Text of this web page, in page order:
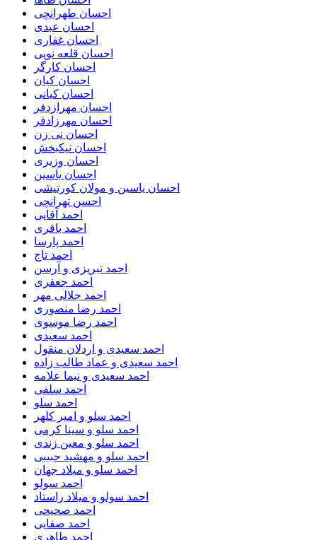
احسان طهرانچی
احسان عبدی
احسان غفاری
احسان قلعه نویی
احسان کارگر
احسان کیان
احسان کیانی
احسان مهرازدفر
احسان مهرزادفر
احسان نی زن
احسان نیکبخش
احسان وزیری
احسان یاسین
احسان یاسین و مولان کورتیشی
احسن تهرانچی
احمد آقایی
احمد باقری
احمد پارسا
احمد تاج
احمد تبریزی و آرسن
احمد جعفری
احمد جلالی مهر
احمد رضا منصوری
احمد رضا موسوی
احمد سعیدی
احمد سعیدی و اردلان منقول
احمد سعیدی و عماد طالب زاده
احمد سعیدی و نیما علامه
احمد سلفی
احمد سلو
احمد سلو و امیر کلهر
احمد سلو و سینا کرمی
احمد سلو و معین زندی
احمد سلو و مهشید حبیبی
احمد سلو و میلاد جهان
احمد سولو
احمد سولو و میلاد راستاد
احمد صحیحی
احمد صفایی
احمد طاهری